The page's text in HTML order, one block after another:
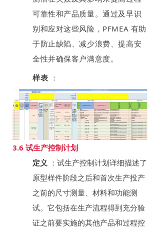
可靠性和产品质量。通过及早识
别和应对这些风险，PFMEA 有助
于防止缺陷、减少浪费、提高安
全性并确保客户满意度。
样表 ：
3.6 试生产控制计划
定义 ：试生产控制计划详细描述了
原型样件阶段之后和首次生产投产
之前的尺寸测量、材料和功能测
试。它包括在生产流程得到充分验
证之前要实施的其他产品和过程控